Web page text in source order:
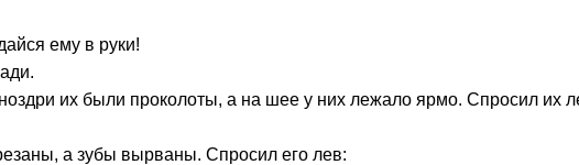
ему в руки!
их были проколоты, а на шее у них лежало ярмо. Спросил их
а зубы вырваны. Спросил его лев: